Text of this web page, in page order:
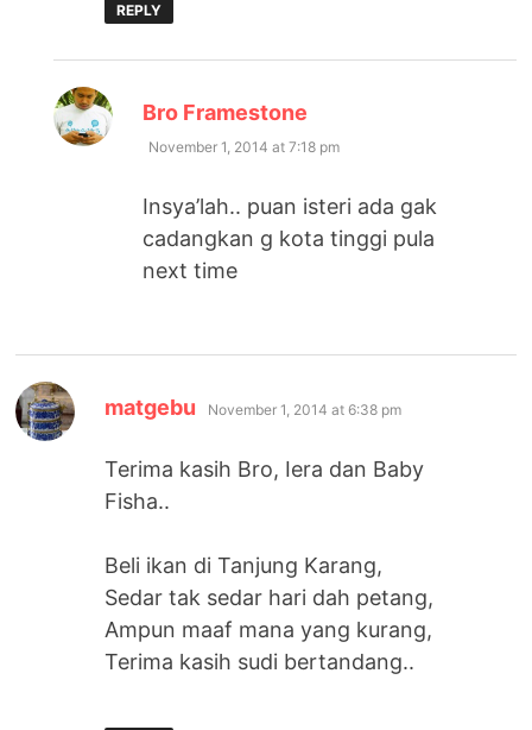
REPLY
Bro Framestone
November 1, 2014 at 7:18 pm
Insya’lah.. puan isteri ada gak
cadangkan g kota tinggi pula
next time
matgebu says:
November 1, 2014 at 6:38 pm
Terima kasih Bro, Iera dan Baby
Fisha..
Beli ikan di Tanjung Karang,
Sedar tak sedar hari dah petang,
Ampun maaf mana yang kurang,
Terima kasih sudi bertandang..